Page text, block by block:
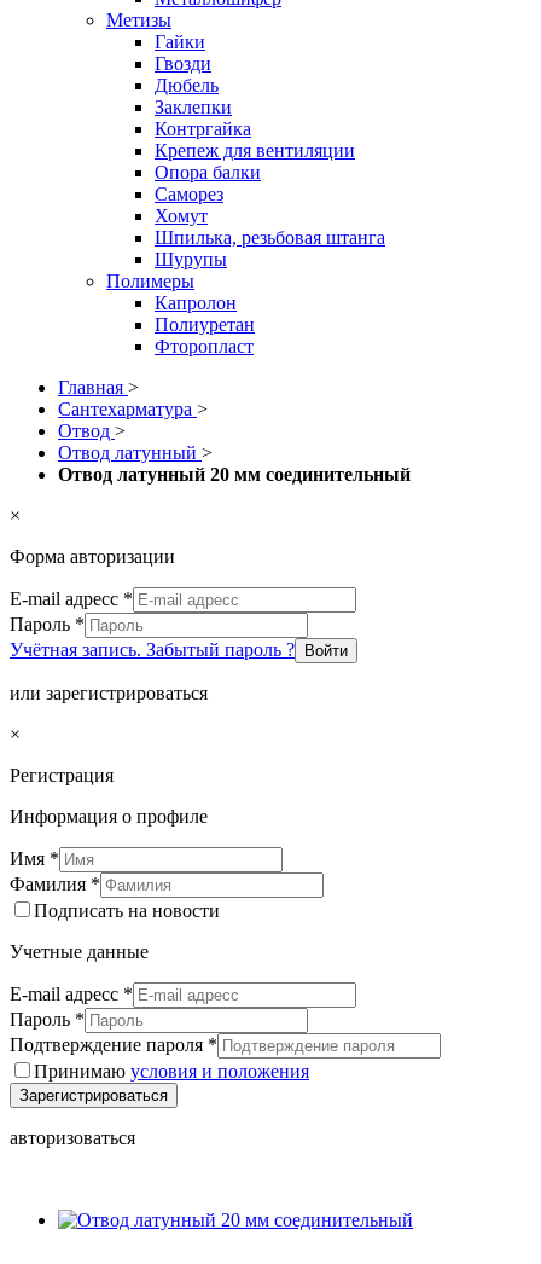
Метизы
Гайки
Гвозди
Дюбель
Заклепки
Контргайка
Крепеж для вентиляции
Опора балки
Саморез
Хомут
Шпилька, резьбовая штанга
Шурупы
Полимеры
Капролон
Полиуретан
Фторопласт
Главная >
Сантехарматура >
Отвод >
Отвод латунный >
Отвод латунный 20 мм соединительный
×
Форма авторизации
E-mail адресс *
Пароль *
Учётная запись. Забытый пароль ?
Войти
или зарегистрироваться
×
Регистрация
Информация о профиле
Имя *
Фамилия *
Подписать на новости
Учетные данные
E-mail адресс *
Пароль *
Подтверждение пароля *
Принимаю условия и положения
Зарегистрироваться
авторизоваться